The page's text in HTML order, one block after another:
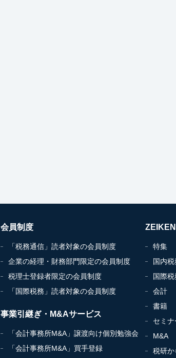
会員制度
「税務通信」読者対象の会員制度
企業の経理・財務部門限定の会員制度
税理士登録者限定の会員制度
「国際税務」読者対象の会員制度
事業引継ぎ・M&Aサービス
「会計事務所M&A」譲渡向け個別勉強会
「会計事務所M&A」買手登録
特集
国内税
国際税
会計
書籍
セミナ
M&A
税研か